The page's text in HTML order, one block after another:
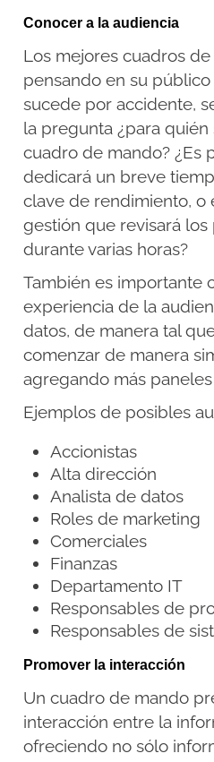
Conocer a la audiencia
Los mejores cuadros
pensando en su
sucede por accidente,
la pregunta ¿para
cuadro de mando? ¿Es
dedicará un breve
clave de rendimiento, o
gestión que revisará
durante varias horas?
También es importante
experiencia de la
datos, de manera tal
comenzar de manera
agregando más
Ejemplos de posibles
Accionistas
Alta dirección
Analista de datos
Roles de marketing
Comerciales
Finanzas
Departamento IT
Responsables de
Responsables de
Promover la interacción
Un cuadro de mando
interacción entre la
ofreciendo no sólo